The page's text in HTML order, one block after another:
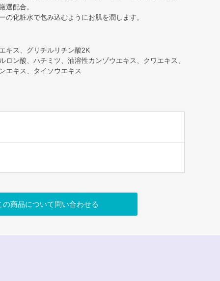
選配合。
の化粧水で包み込むようにお肌を潤します。
キス、グリチルリチン酸2K
ロン酸、ハチミツ、油溶性カンゾウエキス、クワエキス、
エキス、タイソウエキス
の商品について問い合わせる